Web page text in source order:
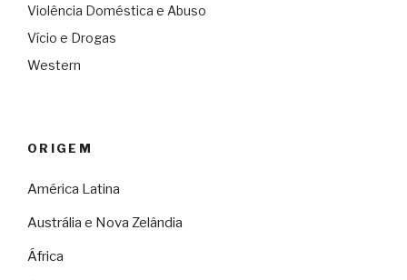
Violência Doméstica e Abuso
Vício e Drogas
Western
ORIGEM
América Latina
Austrália e Nova Zelândia
África